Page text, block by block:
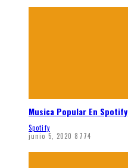
Musica Popular En Spotify
Spotify
junio 5, 2020 8774